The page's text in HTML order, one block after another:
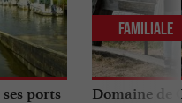
ports
Domaine de
Familiale